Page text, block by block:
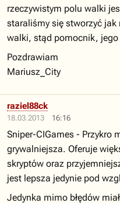
rzeczywistym polu walki
staraliśmy się stworzyć
walki, stąd pomocnik, jego
Pozdrawiam
Mariusz_City
18.03.2013 16:16
raziel88ck
Sniper-CIGames - Przykro
grywalniejsza. Oferuje
skryptów oraz
jest lepsza jedynie pod
Jedynka mimo błędów